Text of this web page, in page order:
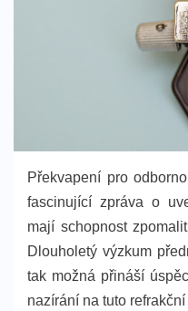
Překvapení pro
fascinující zpráva o
mají schopnost
Dlouholetý výzkum
tak možná přináší
nazírání na tuto refrakční